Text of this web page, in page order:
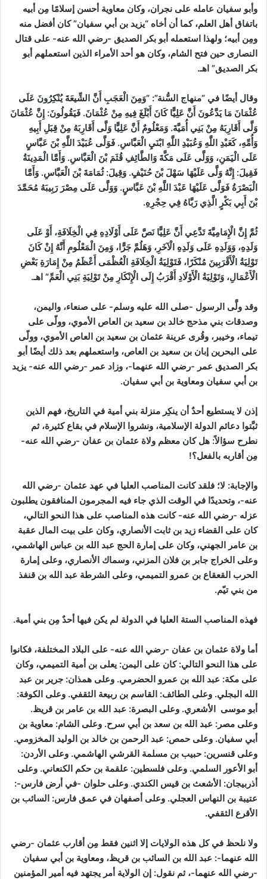
وأبو سفيان عامله على نجران، وكان معاوية أحسن إسلامًا مِن أبيه
باتفاق أهل العلم، كما أن أخاه “يزيد بن أبي سفيان” كان أفضل منه
ومِن أبيه؛ ولهذا استعمله أبو بكر الصديق -رضي الله عنه- على قتال
النصارى حين فتح الشام، وكان هو أحد الأمراء الذين استعملهم أبو
بكر الصديق” اهـ.
وقال أيضًا في “منهاج السُّنة”: “وَمِنَ الْعَجَبِ أَنَّ الشِّيعَةَ يُنْكِرُونَ عَلَى
عُثْمَانَ مَا يَدَّعُونَ أَنَّ عَلِيًّا كَانَ أَبْلَغَ فِيهِ مِنْ عُثْمَانَ. فَيَقُولُونَ: إِنَّ عُثْمَانَ
وَلَّى أَقَارِبَهُ مِنْ بَنِي أُمَيَّةَ. وَمَعْلُومٌ أَنَّ عَلِيًّا وَلَّى أَقَارِبَهُ مِنْ قِبَلِ أَبِيهِ
وَأُمِّهِ، كَعَبْدِ اللَّهِ وَعُبَيْدِ اللَّهِ ابْنَيِ الْعَبَّاسِ. فَوَلَّى عُبَيْدَ اللَّهِ بْنَ عَبَّاسٍ
عَلَى الْيَمَنِ، وَوَلَّى عَلَى مَكَّةَ وَالطَّائِفِ قُثَمَ بْنَ الْعَبَّاسِ. وَأَمَّا الْمَدِينَةُ
فَقِيلَ: إِنَّهُ وَلَّى عَلَيْهَا سَهْلَ بْنَ حُنَيْفٍ. وَقِيلَ: ثُمَامَةَ بْنَ الْعَبَّاسِ. وَأَمَّا
الْبَصْرَةُ فَوَلَّى عَلَيْهَا عَبْدَ اللَّهِ بْنَ عَبَّاسٍ. وَوَلَّى عَلَى مِصْرَ رَبِيبَهُ مُحَمَّدَ
بْنَ أَبِي بَكْرٍ الَّذِي رَبَّاهُ فِي حِجْرِهِ.
ثُمَّ إِنَّ الْإِمَامِيَّةَ تَدَّعِي أَنَّ عَلِيًّا نَصَّ عَلَى أَوْلَادِهِ فِي الْخِلَافَةِ، أَوْ عَلَى
وَلَدِهِ، وَوَلَدِهِ عَلَى وَلَدِهِ الْآخَرِ، وَهَلُمَّ جَرًّا، وَمِنَ الْمَعْلُومِ أَنَّهُ إِنْ كَانَ
تَوْلِيَةُ الْأَقْرَبِينَ مُنْكَرًا، فَتَوْلِيَةُ الْخِلَافَةِ الْعُظْمَى أَعْظَمُ مِنْ إِمَارَةِ بَعْضِ
الْأَعْمَالِ، وَتَوْلِيَةُ الْأَوْلَادِ أَقْرَبُ إِلَى الْإِنْكَارِ مِنْ تَوْلِيَةِ بَنِي الْعَمِّ” اهـ.
وقد ولَّى الرسول -صلى الله عليه وسلم- على صنعاء، واليمن،
وصدقات بني مذحج خالد بن سعيد بن العاص الأموي، وولّى على
تيماء، وخيبر، وقُرى عرينة عثمان بن سعيد بن العاص الأموي، وولّى
على البحرين إبان بن سعيد بن العاص، واستعملهم بعد ذلك أيضًا أبو
بكر الصديق عمر -رضي الله عنهما-، وزاد عمر -رضي الله عنه- يزيد
بن أبي سفيان ومعاوية بن أبي سفيان.
إذن لا يستطيع أحدٌ أن ينكِر منزلة بني أمية في التاريخ، فهم الذين
ثبَّتوا دعائم الدولة الإسلامية، ونشروا الإسلام في بقاع كثيرة، ثم
نطرح سؤالاً: هل كان معظم ولاة عثمان بن عفان -رضي الله عنه-
مِن أقاربه بالفعل؟!
والإجابة: لا؛ فلقد كانت المناصب العليا في عهد عثمان -رضي الله
عنه-، وتحديدًا في الوقت الذي جاء فيه المجرمون المنافقون يطلبون
عزله -رضي الله عنه- كانت هذه المناصب على هذا النحو التالي،
كان على القضاء زيد بن ثابت الأنصاري، وكان على بيت المال عقبة
بن عامر الجهني، وكان على إمارة الحج عبد الله بن عباس الهاشمي،
وعلى الخراج جابر بن فلان المزني، وسماك الأنصاري، وعلى إمارة
الحرب القعقاع بن عمرو التميمي، وعلى الشرطة عبد الله بن قنفذ
من بني تيّم.
فهذه المناصب الستة العليا في الدولة لم يكن فيها أحدٌ مِن بني أمية.
أما ولاة عثمان بن عفان -رضي الله عنه- على البلاد المختلفة، فكانوا
على هذا النحو التالي:كان على اليمن: يعلى بن أمية التميمي، وكان
على مكة: عبد الله بن عمرو الحضرمي. وعلى همذان: جرير بن عبد
الله البجلي. وعلى الطائف: القاسم بن ربيعة الثقفي. وعلى الكوفة:
أبو موسى الأشعري. وعلى البصرة: عبد الله بن عامر بن قريظ.
وعلى مصر: عبد الله بن سعد بن أبي سرح. وعلى الشام: معاوية بن
أبي سفيان. وعلى حمص: عبد الرحمن بن خالد بن الوليد المخزومي.
وعلى قنسرين: حبيب بن مسلمة القرشي الهاشمي. وعلى الأردن:
أبو الأعور السلمي. وعلى فلسطين: علقمة بن حكم الكنعاني. وعلى
أذربيجان: الأشعث بن قيس الكندي. وعلى حلوان -في أرض فارس-:
عتيبة بن النهاس العجلي. وعلى أصفهان في عمق فارس: السائب بن
الأقرع الثقفي.
ولا نلحظ في كل هذه الولايات إلا اثنين فقط مِن أقارب عثمان -رضي
الله عنهما-: عبد الله بن السائب بن قريظ، ومعاوية بن أبي سفيان
-رضي الله عنهما-، ثم نقول: إن الولاية أمر يجتهد فيه أمير المؤمنين